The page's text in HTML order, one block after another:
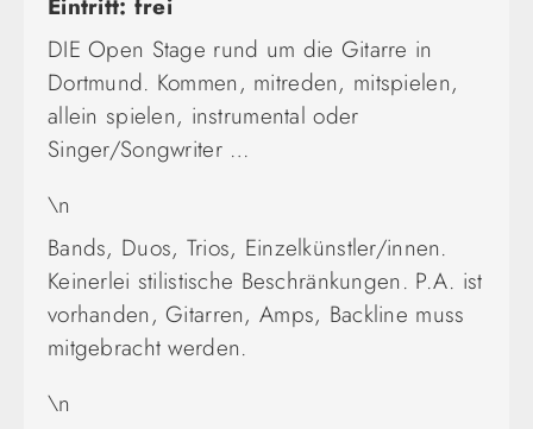
Eintritt: frei
DIE Open Stage rund um die Gitarre in
Dortmund. Kommen, mitreden, mitspielen,
allein spielen, instrumental oder
Singer/Songwriter …
\n
Bands, Duos, Trios, Einzelkünstler/innen.
Keinerlei stilistische Beschränkungen. P.A. ist
vorhanden, Gitarren, Amps, Backline muss
mitgebracht werden.
\n